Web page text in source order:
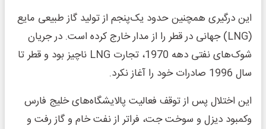
این درگیری همچنین حدود یک‌پنجم از تولید گاز طبیعی مایع
(LNG) جهانی در قطر را از مدار خارج کرده است. در جریان
شوک‌های نفتی دهه 1970، تجارت LNG ناچیز بود و قطر تا
سال 1996 صادرات خود را آغاز نکرد.
این اختلال پس از توقف فعالیت پالایشگاه‌های خلیج فارس
وکمبود دیزل و سوخت جت، فراتر از نفت خام و گاز رفت و